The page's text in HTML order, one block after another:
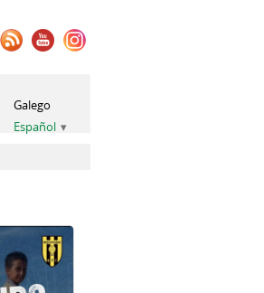
Galego
Español